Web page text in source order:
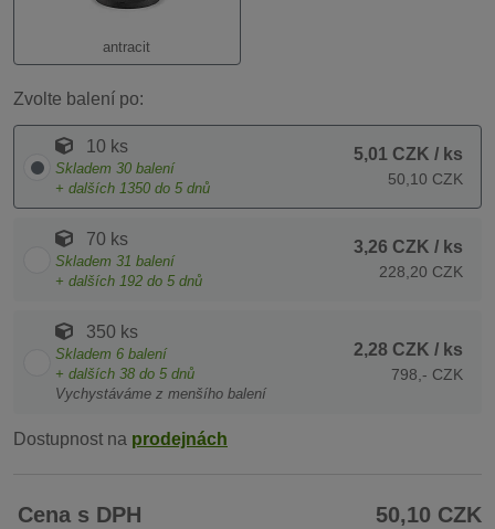
antracit
Zvolte balení po:
10 ks
Skladem 30 balení
+ dalších 1350 do 5 dnů
5,01 CZK / ks
50,10 CZK
70 ks
Skladem 31 balení
+ dalších 192 do 5 dnů
3,26 CZK / ks
228,20 CZK
350 ks
Skladem 6 balení
+ dalších 38 do 5 dnů
Vychystáváme z menšího balení
2,28 CZK / ks
798,- CZK
Dostupnost na prodejnách
Cena s DPH 50,10 CZK